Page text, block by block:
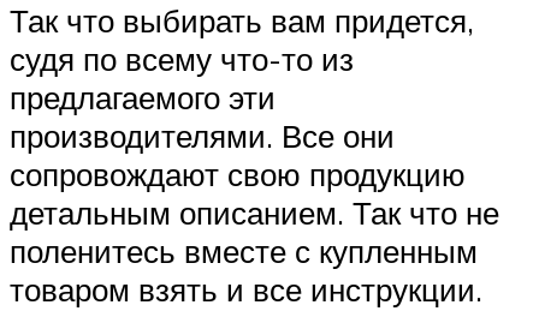
Так что выбирать вам придется,
судя по всему что-то из
предлагаемого эти
производителями. Все они
сопровождают свою продукцию
детальным описанием. Так что не
поленитесь вместе с купленным
товаром взять и все инструкции.